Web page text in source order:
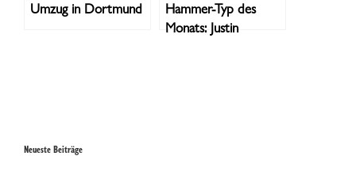
Umzug in Dortmund
Hammer-Typ des
Monats: Justin
Neueste Beiträge